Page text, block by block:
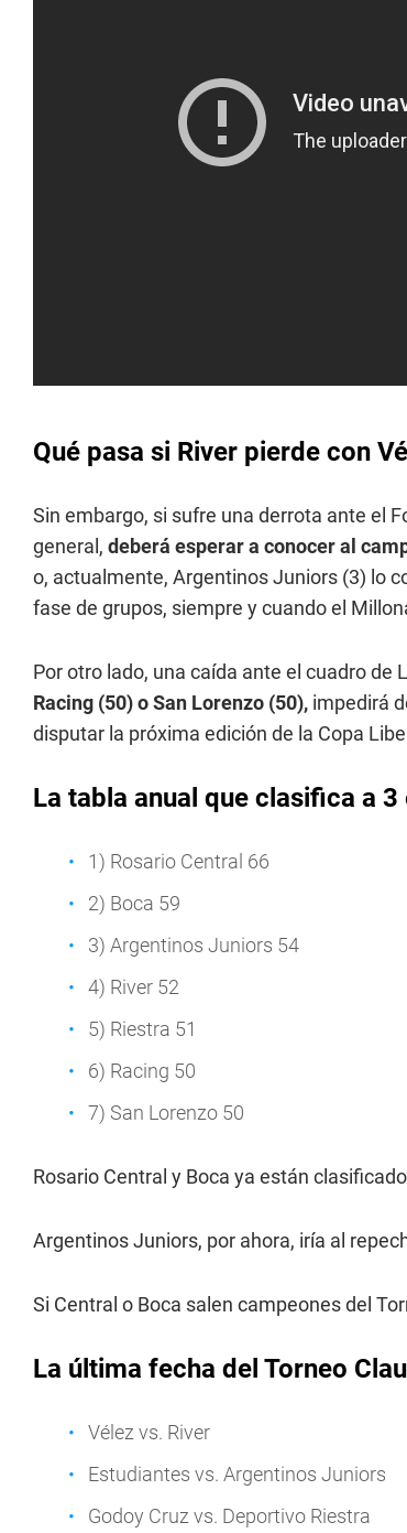
Qué pasa si River pierde con
Sin embargo, si sufre una derrota ante el
general, deberá esperar a conocer al
o, actualmente, Argentinos Juniors (3) lo
fase de grupos, siempre y cuando el
Por otro lado, una caída ante el cuadro de
Racing (50) o San Lorenzo (50), impedirá
disputar la próxima edición de la Copa
La tabla anual que clasifica a
1) Rosario Central 66
2) Boca 59
3) Argentinos Juniors 54
4) River 52
5) Riestra 51
6) Racing 50
7) San Lorenzo 50
Rosario Central y Boca ya están
Argentinos Juniors, por ahora, iría al
Si Central o Boca salen campeones del
La última fecha del Torneo
Vélez vs. River
Estudiantes vs. Argentinos Juniors
Godoy Cruz vs. Deportivo Riestra